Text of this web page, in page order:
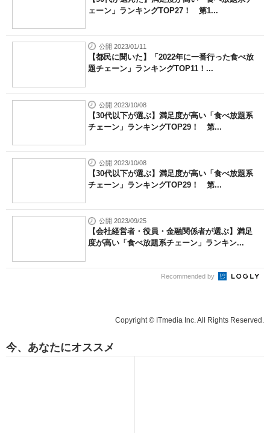
ェーン」ランキングTOP27！ 第1...
公開 2023/01/11
【都民に聞いた】「2022年に一番行った食べ放
題チェーン」ランキングTOP11！...
公開 2023/10/08
【30代以下が選ぶ】満足度が高い「食べ放題系
チェーン」ランキングTOP29！ 第...
公開 2023/10/08
【30代以下が選ぶ】満足度が高い「食べ放題系
チェーン」ランキングTOP29！ 第...
公開 2023/09/25
【会社経営者・役員・金融関係者が選ぶ】満足
度が高い「食べ放題系チェーン」ランキン...
Recommended by
Copyright © ITmedia Inc. All Rights Reserved.
今、あなたにオススメ